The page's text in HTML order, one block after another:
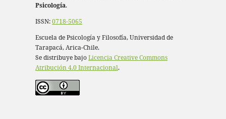
Psicología.
ISSN:0718-5065
Escuela de Psicología y Filosofía, Universidad de
Tarapacá, Arica-Chile.
Se distribuye bajoLicencia Creative Commons
Atribución 4.0 Internacional.